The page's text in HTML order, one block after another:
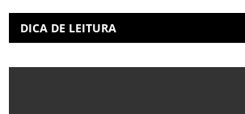
DICA DE LEITURA